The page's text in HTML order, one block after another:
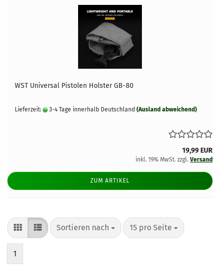
WST Universal Pistolen Holster GB-80
Lieferzeit: 3-4 Tage innerhalb Deutschland (Ausland abweichend)
19,99 EUR
inkl. 19% MwSt. zzgl. Versand
ZUM ARTIKEL
Sortieren nach
Sortieren nach 15 pro Seite
pro Seite
1